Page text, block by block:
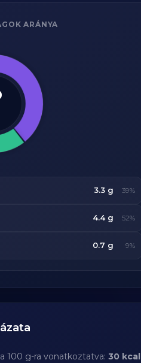
ARÁNYA
3.3 g 39%
4.4 g 52%
0.7 g 9%
100 g-ra vonatkoztatva: 30 kcal